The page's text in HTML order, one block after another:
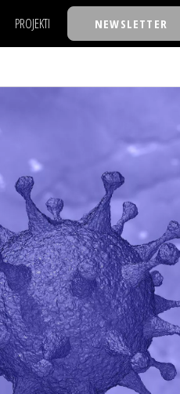
PROJEKTI
BACK TO OFFICE/SCHOOL
BIZBENDOVI
BIZKOLEGIJUM
BMW BIZNIS LIGA
BIZLIFE WEEK
IZJAVA GODINE
NEWSLETTER
NAJKOLEGA
30 ISPOD 30
BIZKOLEGIJUM
BMW BIZNIS LIGA
BIZLIFE WEEK
IZJAVA GODINE